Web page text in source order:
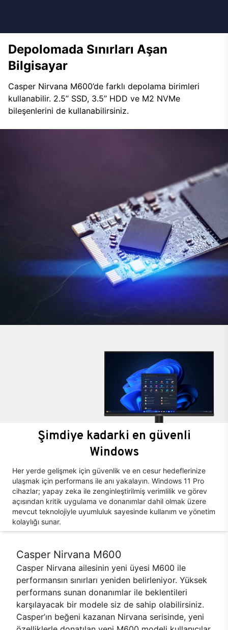
Depolomada Sınırları Aşan
Bilgisayar
Casper Nirvana M600’de farklı depolama birimleri
kullanabilir. 2.5’’ SSD, 3.5’’ HDD ve M2 NVMe
bileşenlerini de kullanabilirsiniz.
Şimdiye kadarki en güvenli
Windows
Her yerde gelişmek için güvenlik ve en cesur hedeflerinize
ulaşmak için performans ile anı yakalayın. Windows 11 Pro
cihazlar; yapay zeka ile zenginleştirilmiş verimlilik ve görev
açısından kritik uygulama ve donanımlar dahil olmak üzere
mevcut teknolojiyle uyumluluk sayesinde kullanım ve yönetim
kolaylığı sunar.
Casper Nirvana M600
Casper Nirvana ailesinin yeni üyesi M600 ile
performansın sınırları yeniden belirleniyor. Yüksek
performans sunan donanımlar ile beklentileri
karşılayacak bir modele siz de sahip olabilirsiniz.
Casper’ın beğeni kazanan Nirvana serisinde, yeni